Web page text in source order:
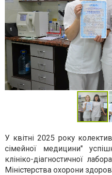
У квітні 2025 року
сімейної медицини"
клініко-діагностичної
Міністерства охорони